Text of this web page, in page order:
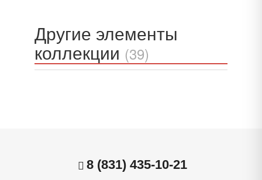
Другие элементы
коллекции (39)
8 (831) 435-10-21